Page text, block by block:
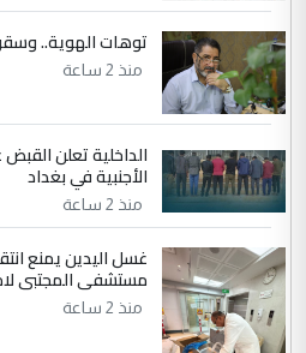
توهات الهوية..
منذ 2 ساعة
الأجنبية في بغداد
منذ 2 ساعة
مستشفى المجتبى
منذ 2 ساعة